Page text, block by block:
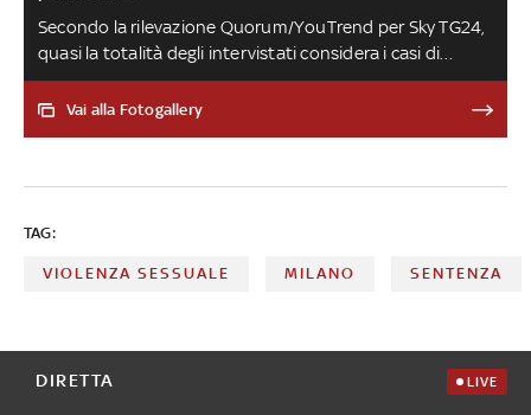
Secondo la rilevazione Quorum/YouTrend per Sky TG24,
quasi la totalità degli intervistati considera i casi di
violenza sessuale molto o abbastanza diffusi in Italia. Per
il 66% i casi sono in aumento rispetto al passato e la
(maschi) è nettamente la risposta più scelta come
Vai alla Fotogallery
TAG:
VIOLENZA SESSUALE MILANO SENTENZA
DIRETTA LIVE